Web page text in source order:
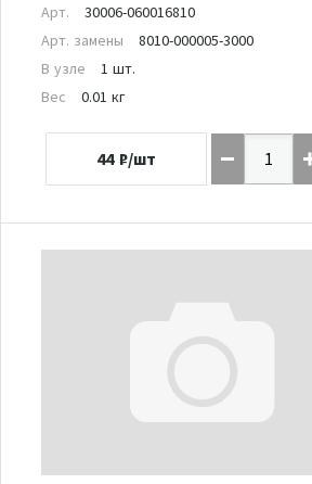
Арт.
30006-060016810
Арт. замены
8010-000005-3000
В узле
1 шт.
Вес
0.01 кг
44 ₽/шт